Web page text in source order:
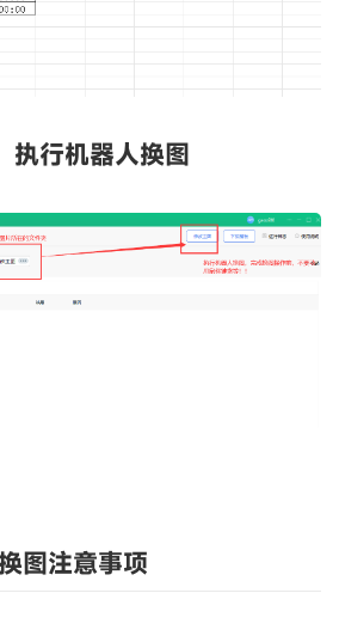
执行机器人换图
图注意事项